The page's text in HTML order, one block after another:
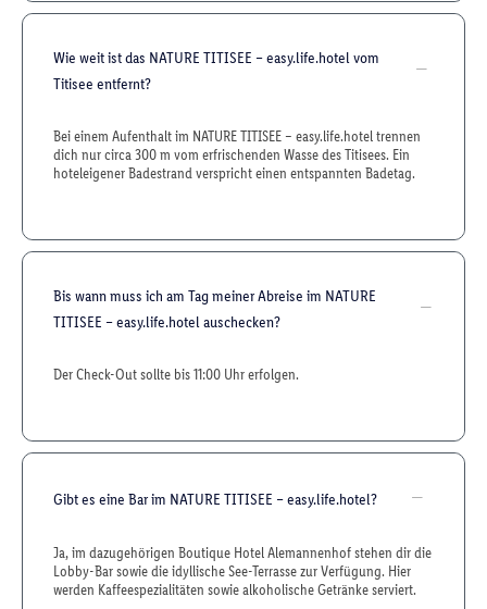
Wie weit ist das NATURE TITISEE – easy.life.hotel vom
Titisee entfernt?
Bei einem Aufenthalt im NATURE TITISEE – easy.life.hotel trennen
dich nur circa 300 m vom erfrischenden Wasse des Titisees. Ein
hoteleigener Badestrand verspricht einen entspannten Badetag.
Bis wann muss ich am Tag meiner Abreise im NATURE
TITISEE – easy.life.hotel auschecken?
Der Check-Out sollte bis 11:00 Uhr erfolgen.
Gibt es eine Bar im NATURE TITISEE – easy.life.hotel?
Ja, im dazugehörigen Boutique Hotel Alemannenhof stehen dir die
Lobby-Bar sowie die idyllische See-Terrasse zur Verfügung. Hier
werden Kaffeespezialitäten sowie alkoholische Getränke serviert.